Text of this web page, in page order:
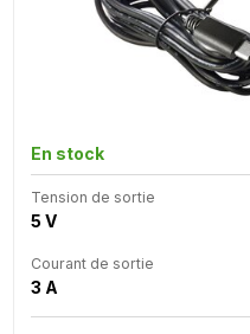
En stock
Tension de sortie
5 V
Courant de sortie
3 A